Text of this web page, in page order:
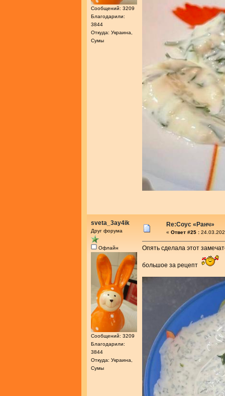
Сообщений: 3209
Благодарили:
3844
Откуда: Украина,
Сумы
sveta_3ay4ik
Друг форума
Офлайн
Сообщений: 3209
Благодарили:
3844
Откуда: Украина,
Сумы
Re:Соус «Ранч»
« Ответ #25 :
Опять сделала этот
большое за рецепт